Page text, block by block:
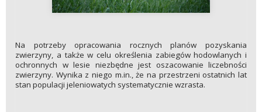
Na potrzeby opracowania rocznych planów pozyskania
zwierzyny, a także w celu określenia zabiegów hodowlanych i
ochronnych w lesie niezbędne jest oszacowanie liczebności
zwierzyny. Wynika z niego m.in., że na przestrzeni ostatnich lat
stan populacji jeleniowatych systematycznie wzrasta.